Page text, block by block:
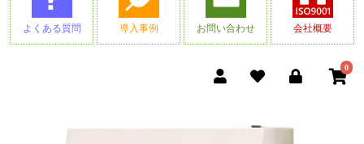
よくある質問 導入事例 お問い合わせ 会社概要
0